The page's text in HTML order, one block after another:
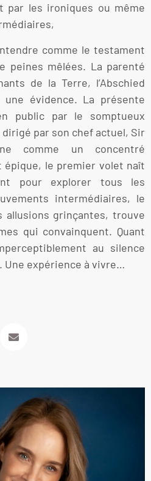
par les ironiques ou même
comme le testament
peines mêlées. La parenté
de la Terre, l’Abschied
une évidence. La présente
public par le somptueux
par son chef actuel, Sir
comme un concentré
épique, le premier volet naît
pour explorer tous les
intermédiaires, le
allusions grinçantes, trouve
qui convainquent. Quant
au silence
Une expérience à vivre…